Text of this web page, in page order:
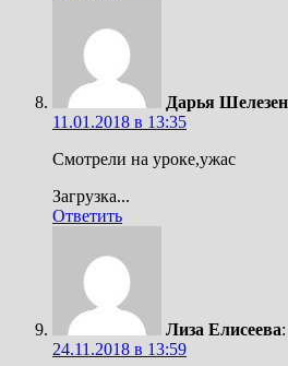
Дарья
11.01.2018 в 13:35
Смотрели на уроке,ужас
Загрузка...
Ответить
Лиза Елисеева:
24.11.2018 в 13:59